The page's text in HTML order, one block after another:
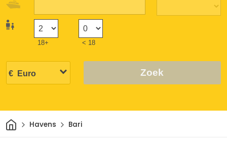
18+ < 18
Zoek
ThuisHavens Bari